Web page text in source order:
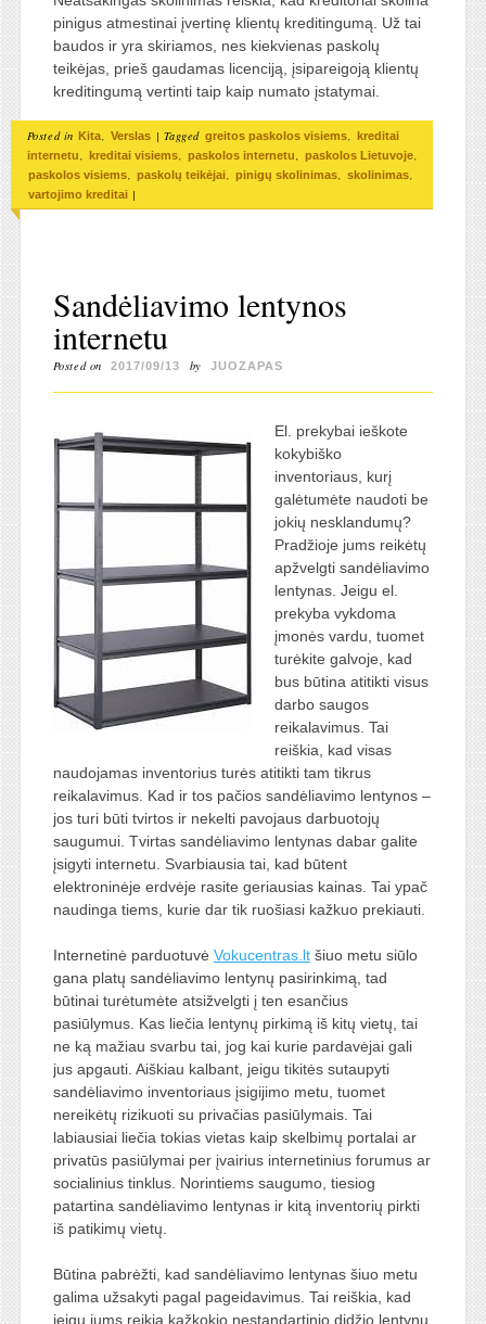
pinigus atmestinai įvertinę klientų kreditingumą. Už tai
baudos ir yra skiriamos, nes kiekvienas paskolų
teikėjas, prieš gaudamas licenciją, įsipareigoją klientų
kreditingumą vertinti taip kaip numato įstatymai.
Posted in Kita, Verslas | Tagged greitos paskolos visiems, kreditai
internetu, kreditai visiems, paskolos internetu, paskolos Lietuvoje,
paskolos visiems, paskolų teikėjai, pinigų skolinimas, skolinimas,
vartojimo kreditai |
Sandėliavimo lentynos
internetu
Posted on 2017/09/13 by JUOZAPAS
El. prekybai ieškote
kokybiško
inventoriaus, kurį
galėtumėte naudoti be
jokių nesklandumų?
Pradžioje jums reikėtų
apžvelgti sandėliavimo
lentynas. Jeigu el.
prekyba vykdoma
įmonės vardu, tuomet
turėkite galvoje, kad
bus būtina atitikti visus
darbo saugos
reikalavimus. Tai
reiškia, kad visas
naudojamas inventorius turės atitikti tam tikrus
reikalavimus. Kad ir tos pačios sandėliavimo lentynos –
jos turi būti tvirtos ir nekelti pavojaus darbuotojų
saugumui. Tvirtas sandėliavimo lentynas dabar galite
įsigyti internetu. Svarbiausia tai, kad būtent
elektroninėje erdvėje rasite geriausias kainas. Tai ypač
naudinga tiems, kurie dar tik ruošiasi kažkuo prekiauti.
Internetinė parduotuvė Vokucentras.ltšiuo metu siūlo
gana platų sandėliavimo lentynų pasirinkimą, tad
būtinai turėtumėte atsižvelgti į ten esančius
pasiūlymus. Kas liečia lentynų pirkimą iš kitų vietų, tai
ne ką mažiau svarbu tai, jog kai kurie pardavėjai gali
jus apgauti. Aiškiau kalbant, jeigu tikitės sutaupyti
sandėliavimo inventoriaus įsigijimo metu, tuomet
nereikėtų rizikuoti su privačias pasiūlymais. Tai
labiausiai liečia tokias vietas kaip skelbimų portalai ar
privatūs pasiūlymai per įvairius internetinius forumus ar
socialinius tinklus. Norintiems saugumo, tiesiog
patartina sandėliavimo lentynas ir kitą inventorių pirkti
iš patikimų vietų.
Būtina pabrėžti, kad sandėliavimo lentynas šiuo metu
galima užsakyti pagal pageidavimus. Tai reiškia, kad
jeigu jums reikia kažkokio nestandartinio didžio lentynų,